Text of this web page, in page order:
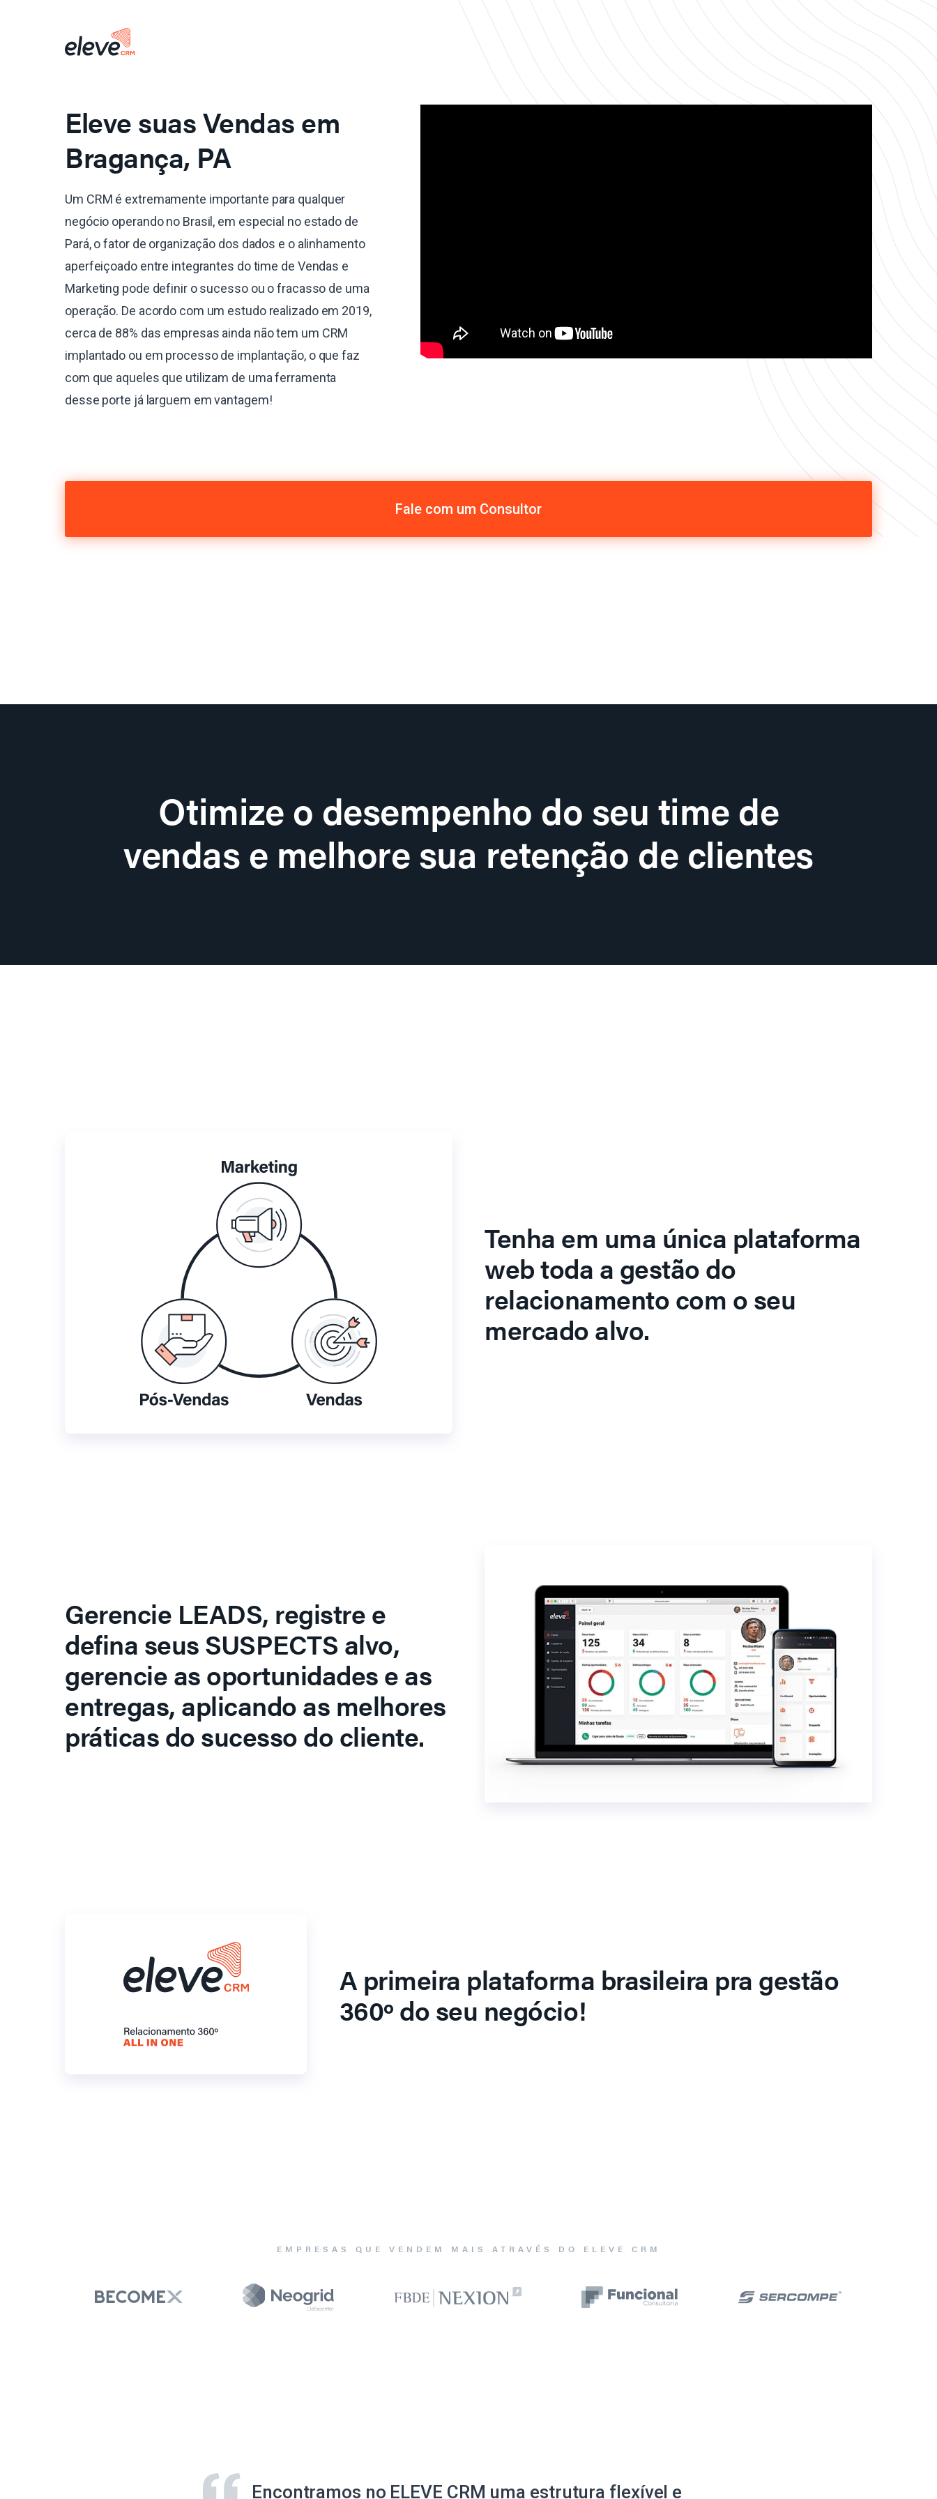
Eleve suas Vendas em
Bragança, PA
Um CRM é extremamente importante para qualquer
negócio operando no Brasil, em especial no estado de
Pará, o fator de organização dos dados e o alinhamento
aperfeiçoado entre integrantes do time de Vendas e
Marketing pode definir o sucesso ou o fracasso de uma
operação. De acordo com um estudo realizado em 2019,
cerca de 88% das empresas ainda não tem um CRM
implantado ou em processo de implantação, o que faz
com que aqueles que utilizam de uma ferramenta
desse porte já larguem em vantagem!
Fale com um Consultor
Otimize o desempenho do seu time de
vendas e melhore sua retenção de clientes
Tenha em uma única plataforma
web toda a gestão do
relacionamento com o seu
mercado alvo.
Gerencie LEADS, registre e
defina seus SUSPECTS alvo,
gerencie as oportunidades e as
entregas, aplicando as melhores
práticas do sucesso do cliente.
A primeira plataforma brasileira pra gestão
360º do seu negócio!
EMPRESAS QUE VENDEM MAIS ATRAVÉS DO ELEVE CRM
Encontramos no ELEVE CRM uma estrutura flexível e